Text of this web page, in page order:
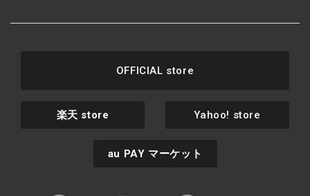
OFFICIAL store
楽天 store Yahoo! store
au PAY マーケット